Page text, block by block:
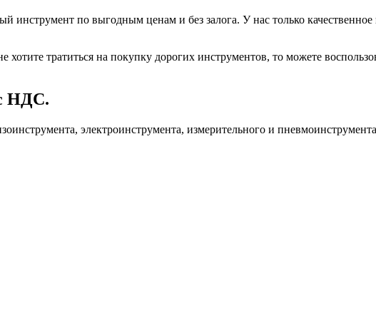
инструмент по выгодным ценам и без залога. У нас только
тратиться на покупку дорогих инструментов, то можете
НДС.
электроинструмента, измерительного и